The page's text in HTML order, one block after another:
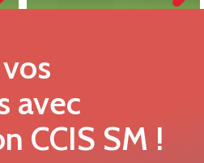
avec
CCIS SM !